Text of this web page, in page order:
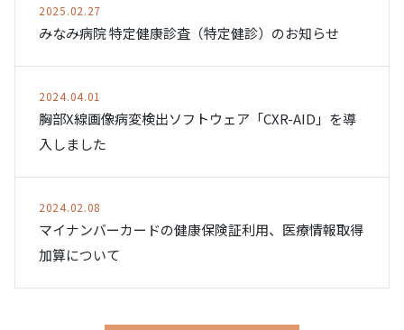
2025.02.27
みなみ病院 特定健康診査（特定健診）のお知らせ
2024.04.01
胸部X線画像病変検出ソフトウェア「CXR-AID」を導
入しました
2024.02.08
マイナンバーカードの健康保険証利用、医療情報取得
加算について